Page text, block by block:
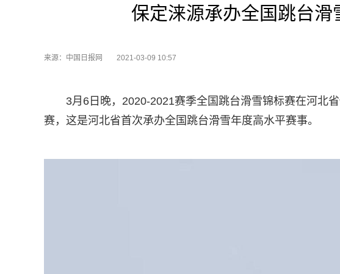
保定涞源承办全国跳台滑
来源：中国日报网 2021-03-09 10:57
3月6日晚，2020-2021赛季全国跳台滑雪锦标赛在河北
赛，这是河北省首次承办全国跳台滑雪年度高水平赛事。